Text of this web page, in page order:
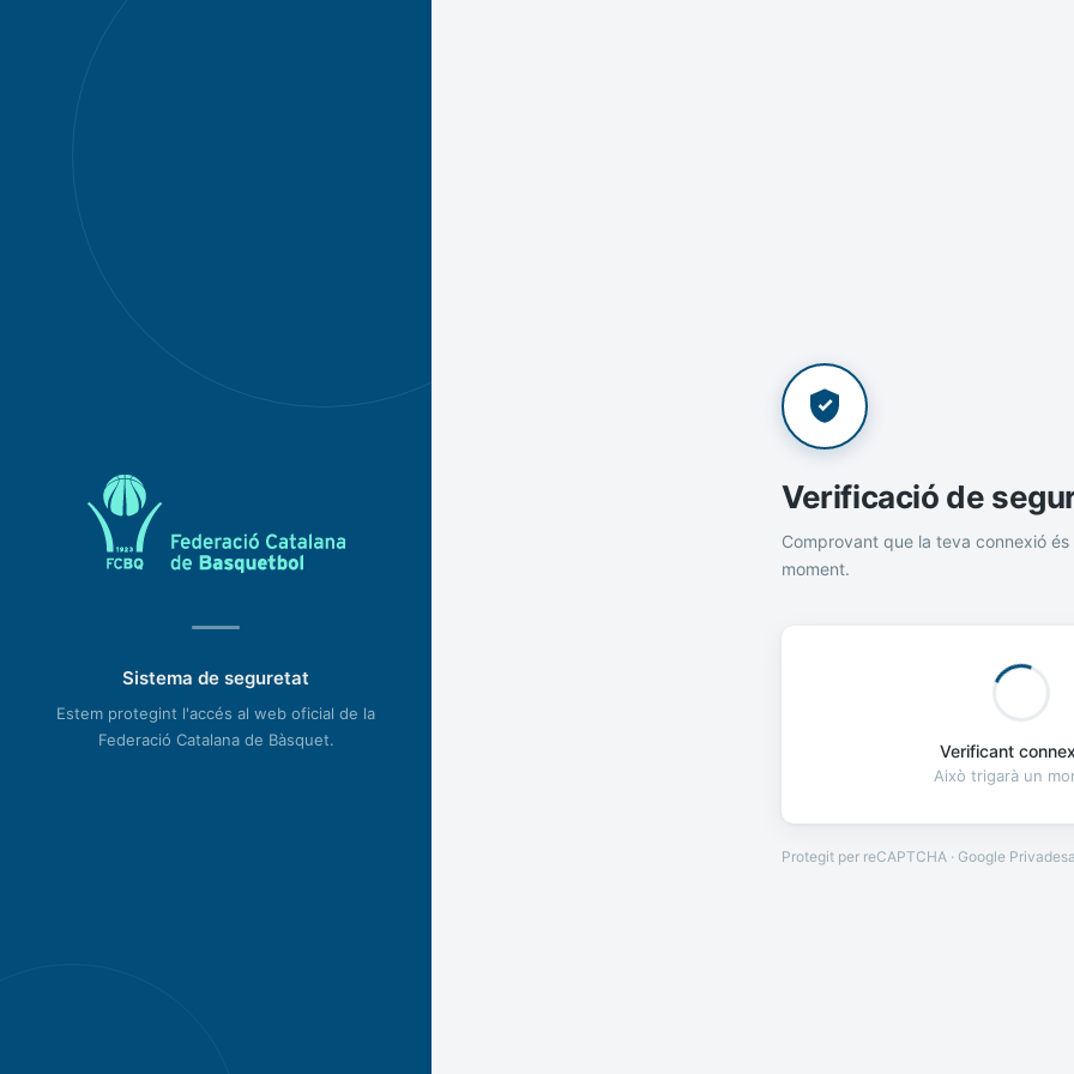
Sistema de seguretat
Estem protegint l'accés al web oficial de la
Federació Catalana de Bàsquet.
Verificació de
Comprovant que la teva connexió és
moment.
Verificant
Això trigarà un
Protegit per reCAPTCHA · Google Privadesa